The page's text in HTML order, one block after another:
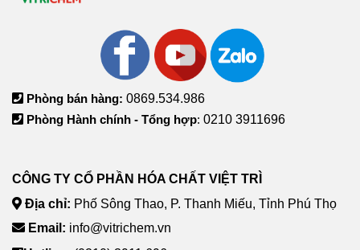
Phòng bán hàng: 0869.534.986
Phòng Hành chính - Tổng hợp: 0210 3911696
CÔNG TY CỔ PHẦN HÓA CHẤT VIỆT TRÌ
Địa chỉ: Phố Sông Thao, P. Thanh Miếu, Tỉnh Phú Thọ
Email: info@vitrichem.vn